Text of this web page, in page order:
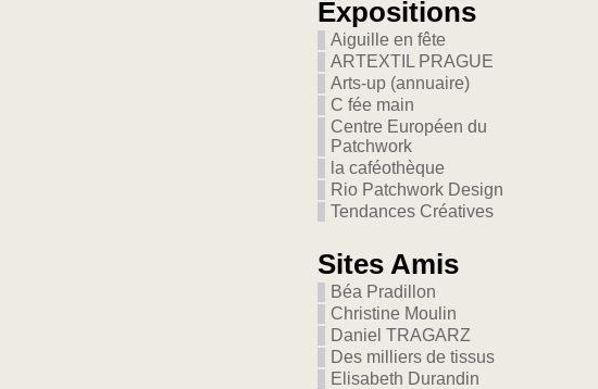
Expositions
Aiguille en fête
ARTEXTIL PRAGUE
Arts-up (annuaire)
C fée main
Centre Européen du
Patchwork
la caféothèque
Rio Patchwork Design
Tendances Créatives
Sites Amis
Béa Pradillon
Christine Moulin
Daniel TRAGARZ
Des milliers de tissus
Elisabeth Durandin